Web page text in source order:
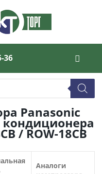
36
Panasonic
кондиционера
/ ROW-18CB
Аналоги